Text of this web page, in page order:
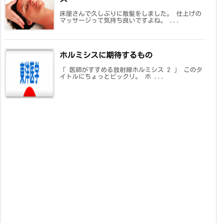
床屋さんで久しぶりに散髪をしました。 仕上げの
マッサージって気持ち良いですよね。 ...
ホルミシスに期待するもの
「 医師がすすめる放射線ホルミシス 2 」 このタ
イトルにちょっとビックリ。 ホ ...